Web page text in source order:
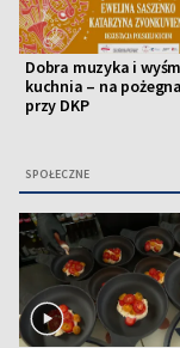
Dobra muzyka i
kuchnia – na
przy DKP
SPOŁECZNE